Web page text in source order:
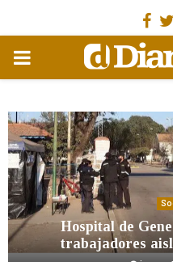
MENÚ
Hospital de
trabajadores